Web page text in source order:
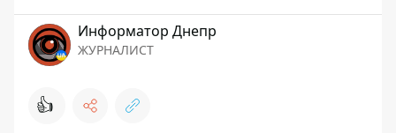
Информатор Днепр
ЖУРНАЛИСТ
👍